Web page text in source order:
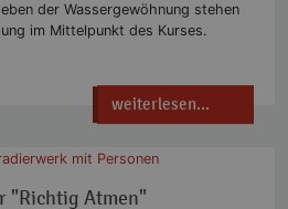
der Wassergewöhnung stehen
im Mittelpunkt des Kurses.
weiterlesen...
"Richtig Atmen"